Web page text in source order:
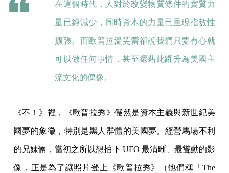
在這個時代，人對於改變物質條件的實質力
量已經減少，同時資本的力量已呈現指數性
擴張。而歐普拉溫芙蕾卻說我們只要有心就
可以做任何事情，甚至還藉此躍升為美國主
流文化的偶像。
《不！》裡，《歐普拉秀》儼然是資本主義與新世紀美
國夢的象徵，特別是黑人群體的美國夢。經營馬場不利
的兄妹倆，當初之所以想拍下 UFO 最清晰、最聳動的影
像，正是為了讓照片登上《歐普拉秀》（他們稱「The